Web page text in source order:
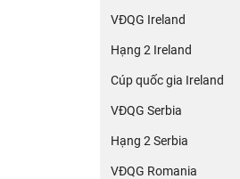
VĐQG Ireland
Hạng 2 Ireland
Cúp quốc gia Ireland
VĐQG Serbia
Hạng 2 Serbia
VĐQG Romania